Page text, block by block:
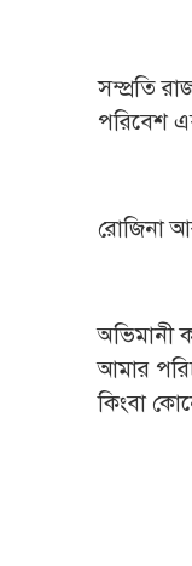
সম্প্রতি
পরিবেশ
রোজিনা
অভিমানী
আমার
কিংবা